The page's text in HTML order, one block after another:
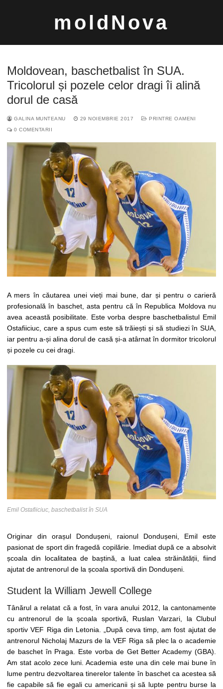
moldNova
după:
Moldovean, baschetbalist în SUA.
Tricolorul și pozele celor dragi îi alină
dorul de casă
GALINA MUNTEANU 29 NOIEMBRIE 2017
PRINTRE OAMENI
0 COMENTARII
A mers în căutarea unei vieți mai bune, dar și pentru o carieră
profesională în baschet, asta pentru că în Republica Moldova nu
avea această posibilitate. Este vorba despre baschetbalistul Emil
Ostafiiciuc, care a spus cum este să trăiești și să studiezi în SUA,
iar pentru a-și alina dorul de casă și-a atârnat în dormitor tricolorul
și pozele cu cei dragi.
Emil Ostafiiciuc, baschetbalist în SUA
Originar din orașul Dondușeni, raionul Dondușeni, Emil este
pasionat de sport din fragedă copilărie. Imediat după ce a absolvit
școala din localitatea de baștină, a luat calea străinătății, fiind
ajutat de antrenorul de la școala sportivă din Dondușeni.
Student la William Jewell College
Tânărul a relatat că a fost, în vara anului 2012, la cantonamente
cu antrenorul de la școala sportivă, Ruslan Varzari, la Clubul
sportiv VEF Riga din Letonia. „După ceva timp, am fost ajutat de
antrenorul Nicholaj Mazurs de la VEF Riga să plec la o academie
de baschet în Praga. Este vorba de Get Better Academy (GBA).
Am stat acolo zece luni. Academia este una din cele mai bune în
lume pentru dezvoltarea tinerelor talente în baschet ca acestea să
fie capabile să fie egali cu americanii și să lupte pentru burse la